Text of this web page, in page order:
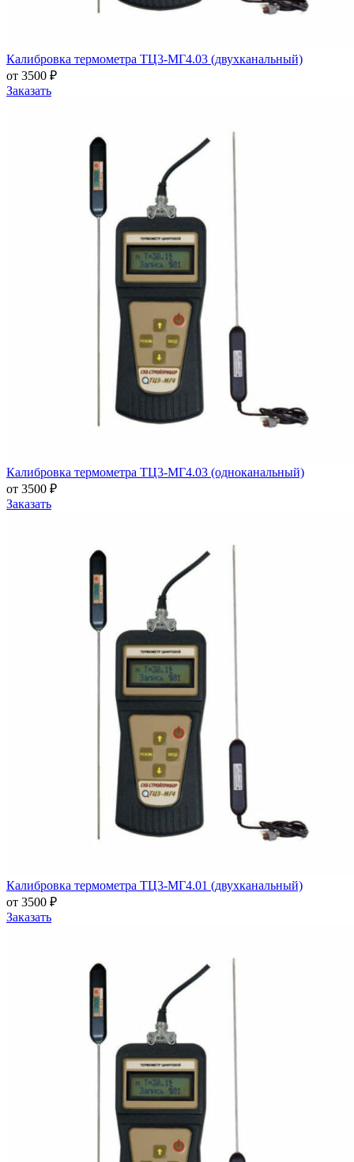
Калибровка термометра ТЦ3-МГ4.03 (двухканальный)
от 3500 ₽
Заказать
Калибровка термометра ТЦ3-МГ4.03 (одноканальный)
от 3500 ₽
Заказать
Калибровка термометра ТЦ3-МГ4.01 (двухканальный)
от 3500 ₽
Заказать